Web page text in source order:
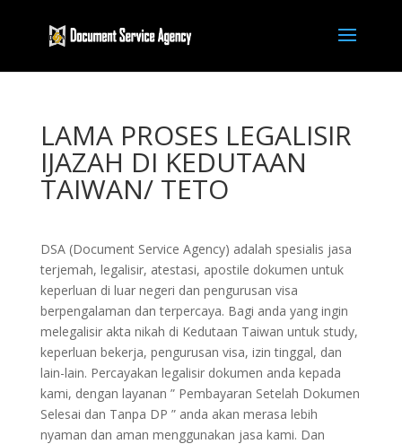
LAMA PROSES LEGALISIR
IJAZAH DI KEDUTAAN
TAIWAN/ TETO
DSA (Document Service Agency) adalah spesialis jasa
terjemah, legalisir, atestasi, apostile dokumen untuk
keperluan di luar negeri dan pengurusan visa
berpengalaman dan terpercaya. Bagi anda yang ingin
melegalisir akta nikah di Kedutaan Taiwan untuk study,
keperluan bekerja, pengurusan visa, izin tinggal, dan
lain-lain. Percayakan legalisir dokumen anda kepada
kami, dengan layanan ” Pembayaran Setelah Dokumen
Selesai dan Tanpa DP ” anda akan merasa lebih
nyaman dan aman menggunakan jasa kami. Dan